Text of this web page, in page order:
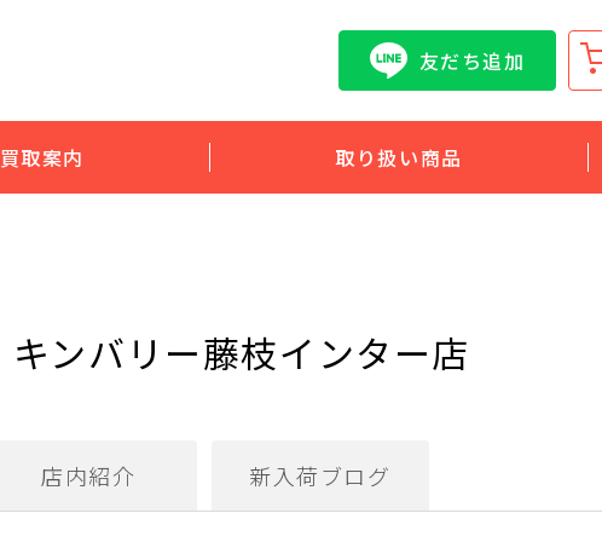
友だち追加
買取案内 取り扱い商品
キンバリー藤枝インター店
店内紹介 新入荷ブログ